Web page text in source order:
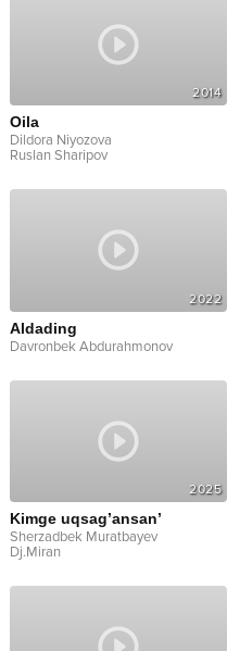
2014
Oila
Dildora Niyozova
Ruslan Sharipov
2022
Aldading
Davronbek Abdurahmonov
2025
Kimge uqsag’ansan’
Sherzadbek Muratbayev
Dj.Miran